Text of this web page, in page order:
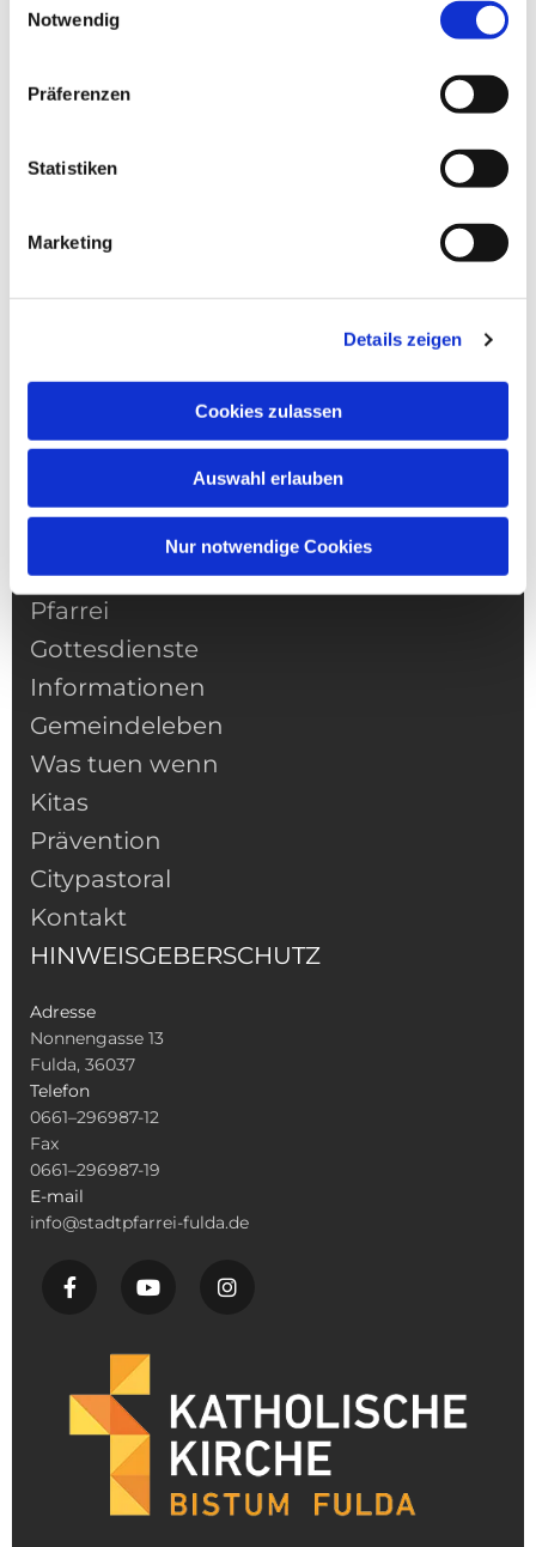
Notwendig
Präferenzen
Statistiken
Marketing
Details zeigen
Cookies zulassen
Auswahl erlauben
Nur notwendige Cookies
NAVIGATION
Pfarrei
Gottesdienste
Informationen
Gemeindeleben
Was tuen wenn
Kitas
Prävention
Citypastoral
Kontakt
HINWEISGEBERSCHUTZ
Adresse
Nonnengasse 13
Fulda, 36037
Telefon
0661–296987-12
Fax
0661–296987-19
E-mail
info@stadtpfarrei-fulda.de